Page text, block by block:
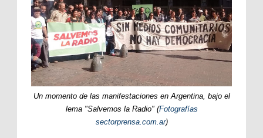
Un momento de las manifestaciones en Argentina, bajo el
lema "Salvemos la Radio" (Fotografías
sectorprensa.com.ar)